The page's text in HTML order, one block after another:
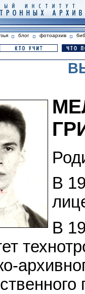
блог фотоархив
В
В